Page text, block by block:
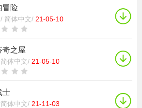
冒险
简体中文/ 21-05-10
奇之屋
简体中文/ 21-05-10
士
简体中文/ 21-11-03